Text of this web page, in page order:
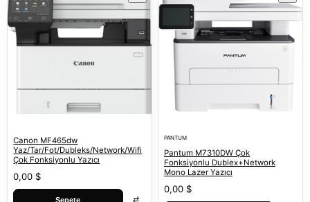
Canon MF465dw
Yaz/Tar/Fot/Dubleks/Network/Wifi
Çok Fonksiyonlu Yazıcı
0,00 $
Sepete ⇄
PANTUM
Pantum M7310DW Çok
Fonksiyonlu Dublex+Network
Mono Lazer Yazıcı
0,00 $